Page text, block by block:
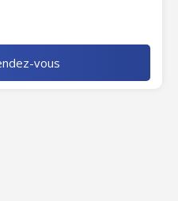
vous